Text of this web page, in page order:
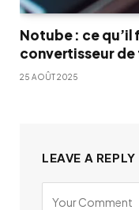
Notube : ce qu’il
convertisseur de
25 AOÛT 2025
LEAVE A REPLY